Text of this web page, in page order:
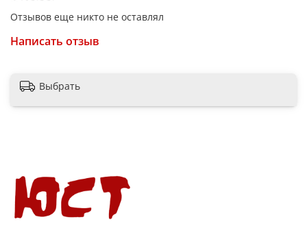
Отзывов еще никто не оставлял
Написать отзыв
Выбрать